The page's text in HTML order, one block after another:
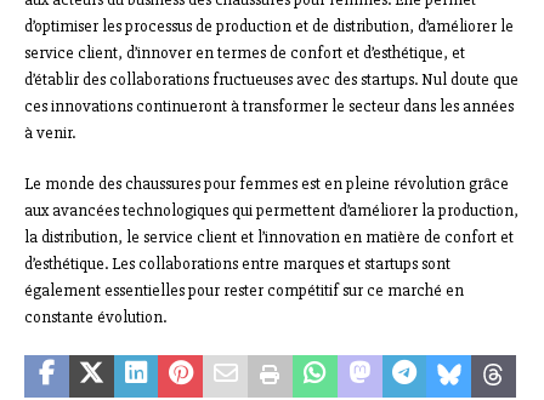
d’optimiser les processus de production et de distribution, d’améliorer le
service client, d’innover en termes de confort et d’esthétique, et
d’établir des collaborations fructueuses avec des startups. Nul doute que
ces innovations continueront à transformer le secteur dans les années
à venir.
Le monde des chaussures pour femmes est en pleine révolution grâce
aux avancées technologiques qui permettent d’améliorer la production,
la distribution, le service client et l’innovation en matière de confort et
d’esthétique. Les collaborations entre marques et startups sont
également essentielles pour rester compétitif sur ce marché en
constante évolution.